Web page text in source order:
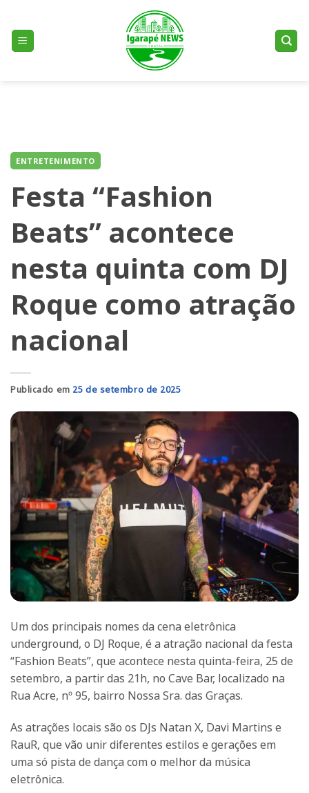
content
ENTRETENIMENTO
Festa “Fashion
Beats” acontece
nesta quinta com DJ
Roque como atração
nacional
Publicado em 25 de setembro de 2025
Um dos principais nomes da cena eletrônica
underground, o DJ Roque, é a atração nacional da festa
“Fashion Beats”, que acontece nesta quinta-feira, 25 de
setembro, a partir das 21h, no Cave Bar, localizado na
Rua Acre, nº 95, bairro Nossa Sra. das Graças.
As atrações locais são os DJs Natan X, Davi Martins e
RauR, que vão unir diferentes estilos e gerações em
uma só pista de dança com o melhor da música
eletrônica.